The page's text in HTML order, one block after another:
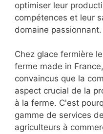
optimiser leur
compétences et leur
domaine passionnant.
Chez glace fermière
ferme made in
convaincus que la
aspect crucial de la
à la ferme. C'est
gamme de services
agriculteurs à